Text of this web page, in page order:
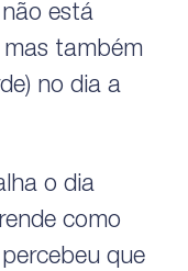
está
também
no dia a
o dia
como
que